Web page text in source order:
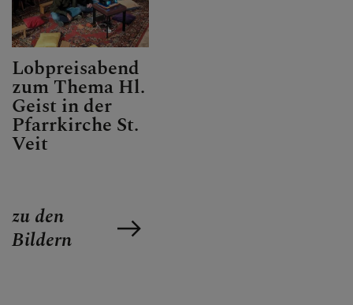
Lobpreisabend
zum Thema Hl.
Geist in der
Pfarrkirche St.
Veit
zu den
Bildern